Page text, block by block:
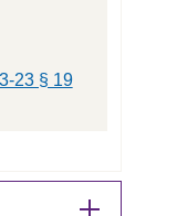
23 § 19